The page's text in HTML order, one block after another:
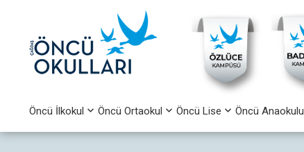
Öncü İlkokul Öncü Ortaokul Öncü Lise Öncü Anaokulu